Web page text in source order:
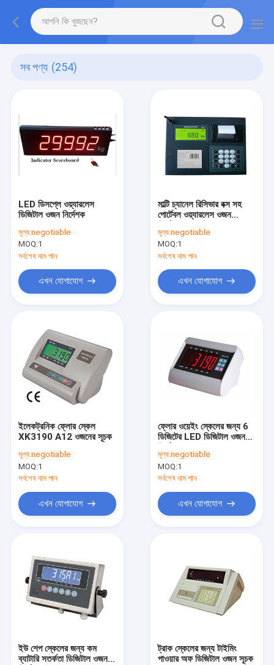
সব পণ্য (254)
LED ডিসপ্লে ওয়্যারলেস
ডিজিটাল ওজন নির্দেশক
মূল্য:negotiable
MOQ:1
সর্বশেষ দাম পান
এখন যোগাযোগ
মাল্টি চ্যানেল রিসিভার বক্স সহ
পোর্টেবল ওয়্যারলেস ওজন
মূল্য:negotiable
MOQ:1
সর্বশেষ দাম পান
এখন যোগাযোগ
ইলেকট্রনিক ফ্লোর স্কেল
XK3190 A12 ওজনের সূচক
মূল্য:negotiable
MOQ:1
সর্বশেষ দাম পান
এখন যোগাযোগ
ফ্লোর ওয়েইং স্কেলের জন্য 6
ডিজিটের LED ডিজিটাল ওজন
মূল্য:negotiable
MOQ:1
সর্বশেষ দাম পান
এখন যোগাযোগ
ইউ শেপ স্কেলের জন্য কম
ব্যাটারি সতর্কতা ডিজিটাল ওজন
ট্রাক স্কেলের জন্য টাইমিং
পাওয়ার অফ ডিজিটাল ওজন সূচক